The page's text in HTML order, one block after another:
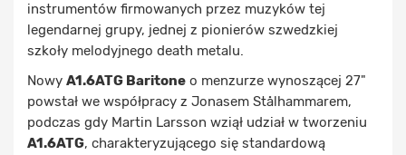
instrumentów firmowanych przez muzyków tej
legendarnej grupy, jednej z pionierów szwedzkiej
szkoły melodyjnego death metalu.
Nowy A1.6ATG Baritone o menzurze wynoszącej 27"
powstał we współpracy z Jonasem Stålhammarem,
podczas gdy Martin Larsson wziął udział w tworzeniu
A1.6ATG, charakteryzującego się standardową